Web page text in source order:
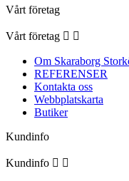
Vårt företag
Vårt företag  
Om Skaraborg
REFERENSER
Kontakta oss
Webbplatskarta
Butiker
Kundinfo
Kundinfo  